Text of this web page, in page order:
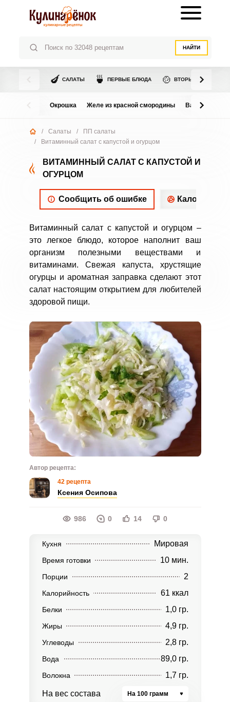
НАЙТИ
🍆 САЛАТЫ 🍵 ПЕРВЫЕ БЛЮДА 🍲 ВТОРЫЕ БЛЮДА
Окрошка Желе из красной смородины Варенье из
/ Салаты /
ПП салаты
/
Витаминный салат с капустой и огурцом
ВИТАМИННЫЙ САЛАТ С КАПУСТОЙ И
ОГУРЦОМ
Сообщить об ошибке
Витаминный салат с капустой и огурцом –
это легкое блюдо, которое наполнит ваш
организм полезными веществами и
витаминами. Свежая капуста, хрустящие
огурцы и ароматная заправка сделают этот
салат настоящим открытием для любителей
здоровой пищи.
Автор рецепта:
42 рецепта
Ксения Осипова
986 0 14 0
Кухня Мировая
Время готовки 10 мин.
Порции 2
Калорийность 61 ккал
Белки 1,0 гр.
Жиры 4,9 гр.
Углеводы 2,8 гр.
Вода 89,0 гр.
Волокна 1,7 гр.
На вес состава На 100 грамм